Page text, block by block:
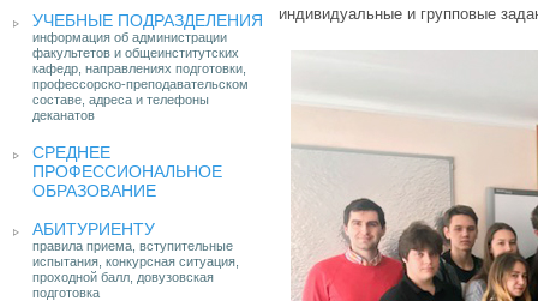
УЧЕБНЫЕ ПОДРАЗДЕЛЕНИЯ
информация об администрации
факультетов и общеинститутских
кафедр, направлениях подготовки,
профессорско-преподавательском
составе, адреса и телефоны
деканатов
СРЕДНЕЕ
ПРОФЕССИОНАЛЬНОЕ
ОБРАЗОВАНИЕ
АБИТУРИЕНТУ
правила приема, вступительные
испытания, конкурсная ситуация,
проходной балл, довузовская
подготовка
индивидуальные и групповые